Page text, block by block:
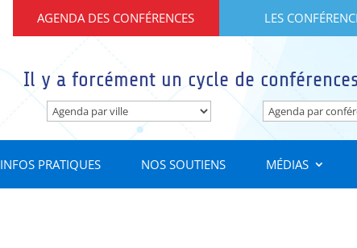
AGENDA DES CONFÉRENCES LES
Il y a forcément un cycle de
INFOS PRATIQUES NOS SOUTIENS MÉDIAS